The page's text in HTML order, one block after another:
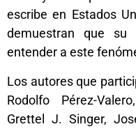
escribe en Estados
demuestran que su
entender a este
Los autores que
Rodolfo Pérez-
Grettel J. Singer,